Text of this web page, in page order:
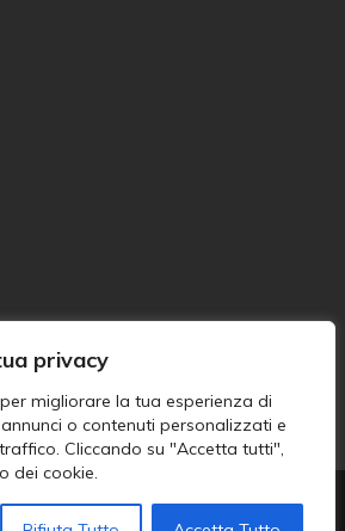
privacy
migliorare la tua esperienza di
o contenuti personalizzati e
Cliccando su "Accetta tutti",
dei cookie.
- Politica sui resi - Spedizioni
- REA:TO 558811 |Privacy